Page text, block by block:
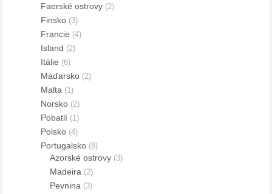
Faerské ostrovy (2)
Finsko (3)
Francie (4)
Island (2)
Itálie (6)
Maďarsko (2)
Malta (1)
Norsko (2)
Pobatlí (1)
Polsko (4)
Portugalsko (8)
Azorské ostrovy (3)
Madeira (2)
Pevnina (3)